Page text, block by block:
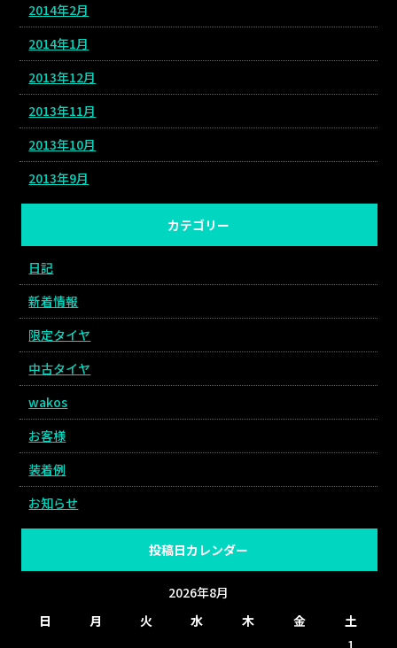
2014年2月
2014年1月
2013年12月
2013年11月
2013年10月
2013年9月
カテゴリー
日記
新着情報
限定タイヤ
中古タイヤ
wakos
お客様
装着例
お知らせ
投稿日カレンダー
2026年8月
日
月 火 水 木 金
土